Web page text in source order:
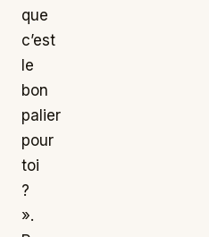
que
c’est
le
bon
palier
pour
toi
?
».